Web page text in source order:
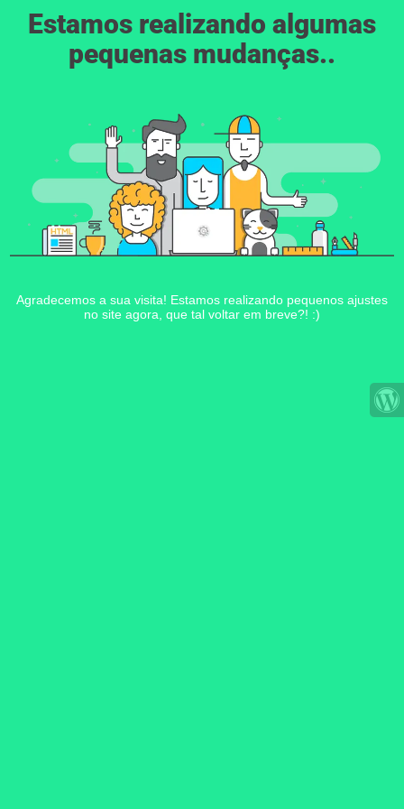
Estamos realizando algumas
pequenas mudanças..
Agradecemos a sua visita! Estamos realizando pequenos ajustes
no site agora, que tal voltar em breve?! :)